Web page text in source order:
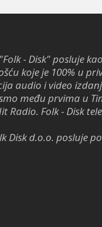
- Disk" posluje
koje je 100% u
audio i video
među prvima u
Folk - Disk
Disk d.o.o. posluje